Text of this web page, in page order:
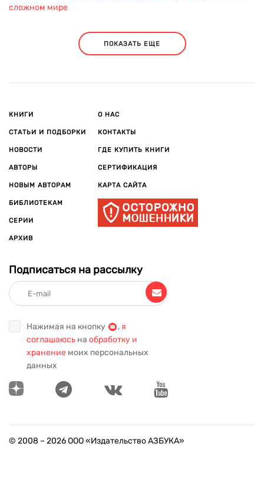
сложном мире
ПОКАЗАТЬ ЕЩЕ
КНИГИ
СТАТЬИ И ПОДБОРКИ
НОВОСТИ
АВТОРЫ
НОВЫМ АВТОРАМ
БИБЛИОТЕКАМ
СЕРИИ
АРХИВ
О НАС
КОНТАКТЫ
ГДЕ КУПИТЬ КНИГИ
СЕРТИФИКАЦИЯ
КАРТА САЙТА
Подписаться на рассылку
Нажимая на кнопку , я
соглашаюсь на обработку и
хранение моих персональных
данных
© 2008 – 2026ООО «Издательство АЗБУКА»